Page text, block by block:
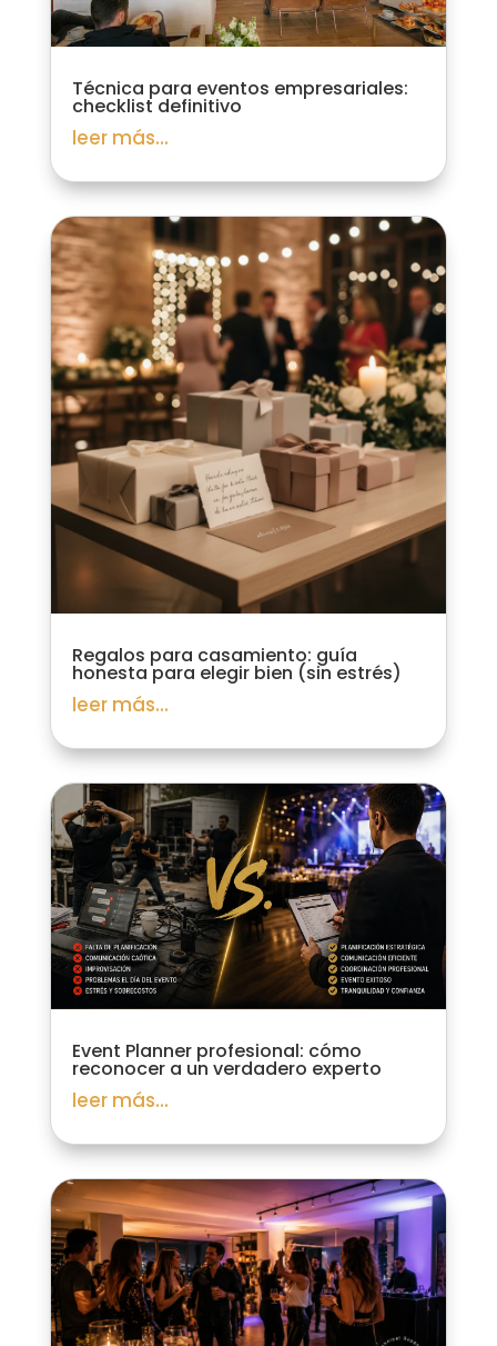
Técnica para eventos empresariales:
checklist definitivo
leer más...
Regalos para casamiento: guía
honesta para elegir bien (sin estrés)
leer más...
Event Planner profesional: cómo
reconocer a un verdadero experto
leer más...